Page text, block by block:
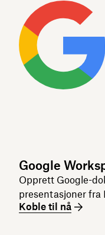
Google
Opprett Google-
presentasjoner fra
Koble til nå